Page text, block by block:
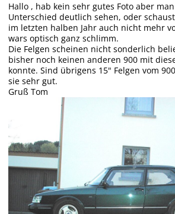
Hallo , hab kein sehr gutes Foto aber
Unterschied deutlich sehen, oder
im letzten halben Jahr auch nicht mehr
wars optisch ganz schlimm.
Die Felgen scheinen nicht sonderlich
bisher noch keinen anderen 900 mit
konnte. Sind übrigens 15" Felgen vom
sie sehr gut.
Gruß Tom